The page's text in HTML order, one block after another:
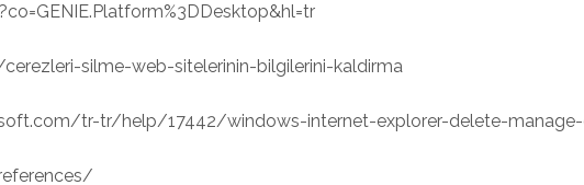
silme-web-sitelerinin-bilgilerini-kaldirma
tr-tr/help/17442/windows-internet-explorer-delete-